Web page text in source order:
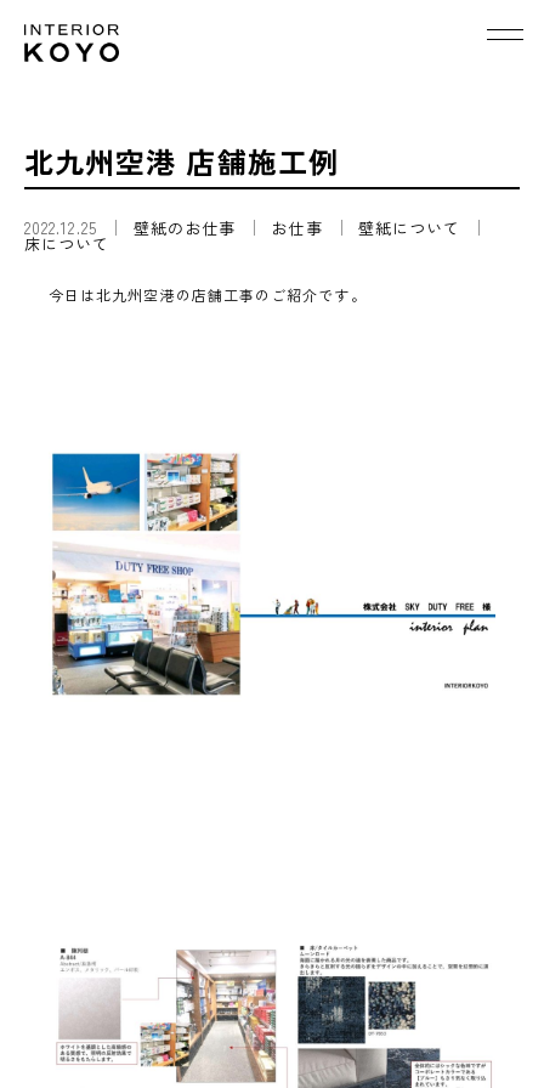
北九州空港 店舗施工例
2022.12.25 壁紙のお仕事 お仕事 壁紙について
床について
今日は北九州空港の店舗工事のご紹介です。